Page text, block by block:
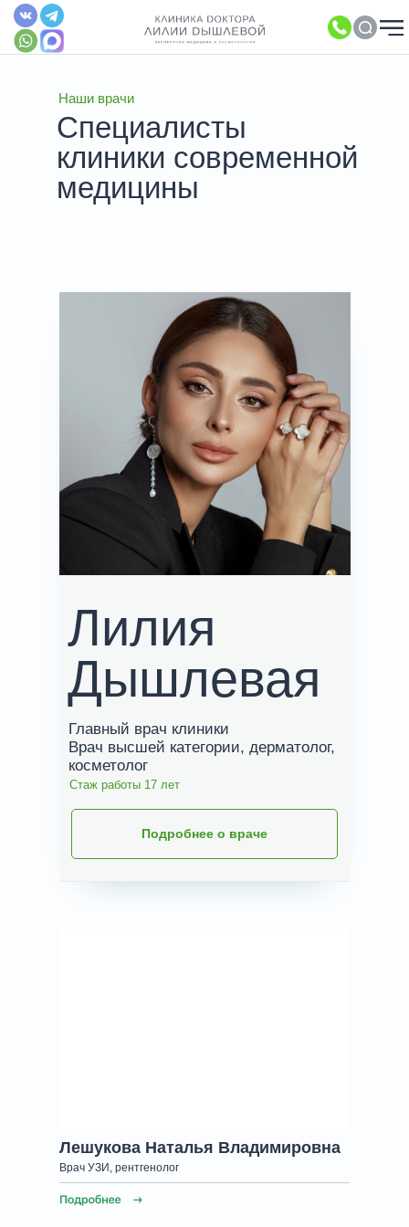
Наши врачи
Специалисты
клиники современной
медицины
Лилия
Дышлевая
Главный врач клиники
Врач высшей категории, дерматолог,
косметолог
Стаж работы 17 лет
Подробнее о враче
Лешукова Наталья Владимировна
Врач УЗИ, рентгенолог